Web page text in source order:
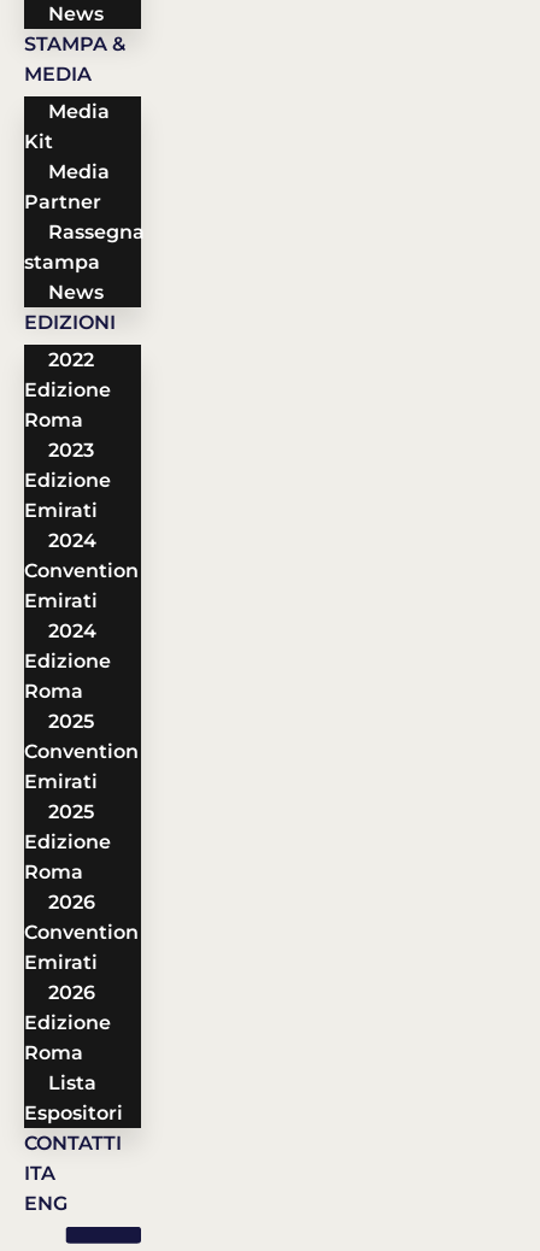
News
STAMPA &
MEDIA
Media
Kit
Media
Partner
Rassegna
stampa
News
EDIZIONI
2022
Edizione
Roma
2023
Edizione
Emirati
2024
Convention
Emirati
2024
Edizione
Roma
2025
Convention
Emirati
2025
Edizione
Roma
2026
Convention
Emirati
2026
Edizione
Roma
Lista
Espositori
CONTATTI
ITA
ENG